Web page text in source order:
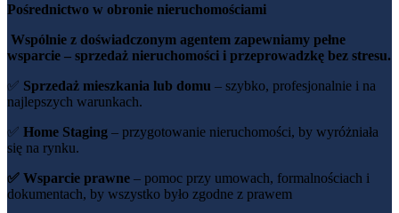
Pośrednictwo w obronie nieruchomościami
Wspólnie z doświadczonym agentem zapewniamy pełne
wsparcie – sprzedaż nieruchomości i przeprowadzkę bez stresu.
✅ Sprzedaż mieszkania lub domu – szybko, profesjonalnie i na
najlepszych warunkach.
✅ Home Staging – przygotowanie nieruchomości, by wyróżniała
się na rynku.
✅ Wsparcie prawne – pomoc przy umowach, formalnościach i
dokumentach, by wszystko było zgodne z prawem